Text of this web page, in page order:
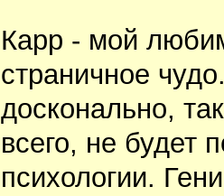
Карр - мой
страничное
досконально,
всего, не будет
психологии.